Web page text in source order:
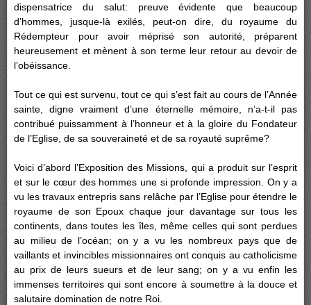
dispensatrice du salut: preuve évidente que beaucoup
d’hommes, jusque-là exilés, peut-on dire, du royaume du
Rédempteur pour avoir méprisé son autorité, préparent
heureusement et mènent à son terme leur retour au devoir de
l’obéissance.
Tout ce qui est survenu, tout ce qui s’est fait au cours de l’Année
sainte, digne vraiment d’une éternelle mémoire, n’a-t-il pas
contribué puissamment à l’honneur et à la gloire du Fondateur
de l’Eglise, de sa souveraineté et de sa royauté suprême?
Voici d’abord l’Exposition des Missions, qui a produit sur l’esprit
et sur le cœur des hommes une si profonde impression. On y a
vu les travaux entrepris sans relâche par l’Eglise pour étendre le
royaume de son Epoux chaque jour davantage sur tous les
continents, dans toutes les îles, même celles qui sont perdues
au milieu de l’océan; on y a vu les nombreux pays que de
vaillants et invincibles missionnaires ont conquis au catholicisme
au prix de leurs sueurs et de leur sang; on y a vu enfin les
immenses territoires qui sont encore à soumettre à la douce et
salutaire domination de notre Roi.